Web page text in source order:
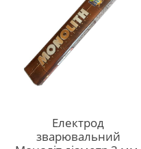
Електрод
зварювальний